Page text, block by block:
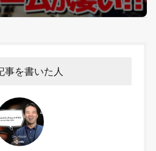
事を書いた人